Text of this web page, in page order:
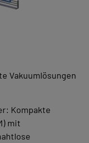
Vakuumlösungen
Kompakte
mit